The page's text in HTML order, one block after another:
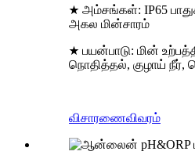
★ அம்சங்கள்: IP65
அகல மின்சாரம்
★ பயன்பாடு: மின்
நொதித்தல், குழாய் நீர்,
விசாரணைவிவரம்